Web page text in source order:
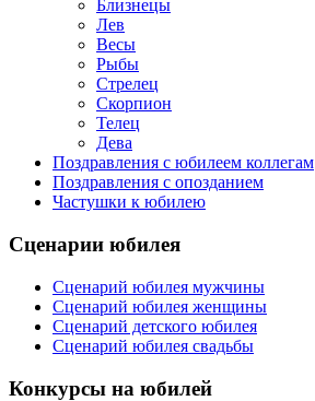
Близнецы
Лев
Весы
Рыбы
Стрелец
Скорпион
Телец
Дева
Поздравления с юбилеем коллегам
Поздравления с опозданием
Частушки к юбилею
Сценарии юбилея
Сценарий юбилея мужчины
Сценарий юбилея женщины
Сценарий детского юбилея
Сценарий юбилея свадьбы
Конкурсы на юбилей